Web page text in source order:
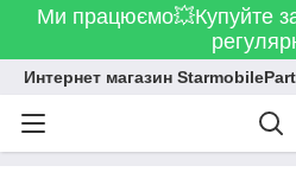
Ми працюємо💥Купуйте
Интернет магазин